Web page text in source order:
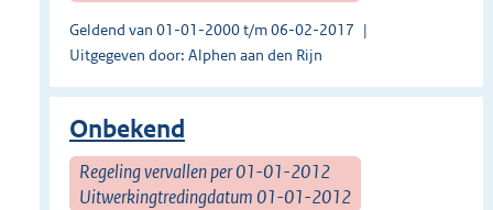
Geldend van 01-01-2000 t/m 06-02-2017
Uitgegeven door: Alphen aan den Rijn
Onbekend
Regeling vervallen per 01-01-2012
Uitwerkingtredingdatum 01-01-2012